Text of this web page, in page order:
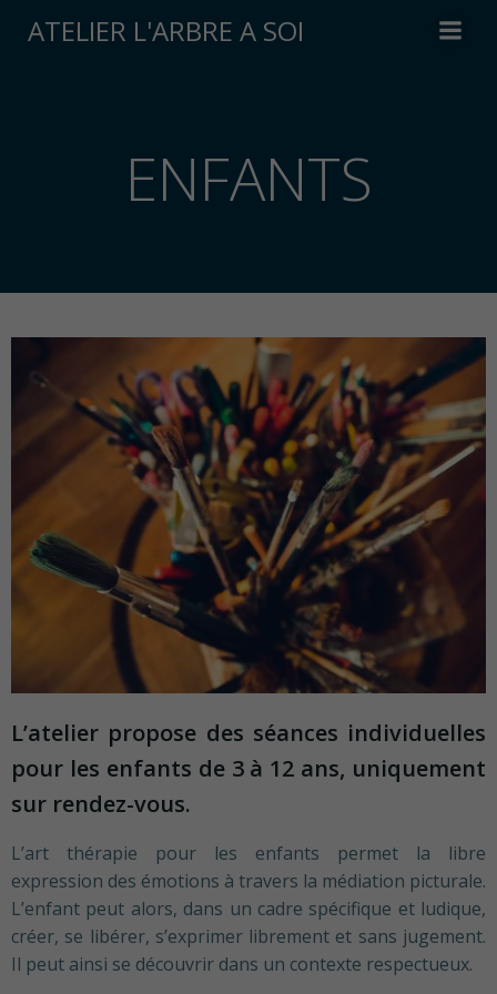
ATELIER L'ARBRE A SOI
ENFANTS
L’atelier propose des séances individuelles
pour les enfants de 3 à 12 ans, uniquement
sur rendez-vous.
L’art thérapie pour les enfants permet la libre
expression des émotions à travers la médiation picturale.
L’enfant peut alors, dans un cadre spécifique et ludique,
créer, se libérer, s’exprimer librement et sans jugement.
Il peut ainsi se découvrir dans un contexte respectueux.